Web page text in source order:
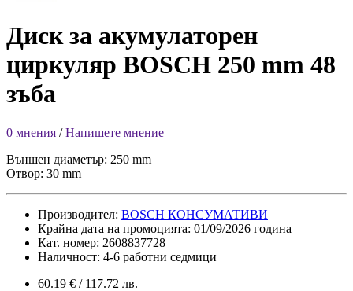
Диск за акумулаторен
циркуляр BOSCH 250 mm 48
зъба
0 мнения /Напишете мнение
Външен диаметър: 250 mm
Отвор: 30 mm
Производител: BOSCH КОНСУМАТИВИ
Крайна дата на промоцията: 01/09/2026 година
Кат. номер: 2608837728
Наличност: 4-6 работни седмици
60.19 € / 117.72 лв.